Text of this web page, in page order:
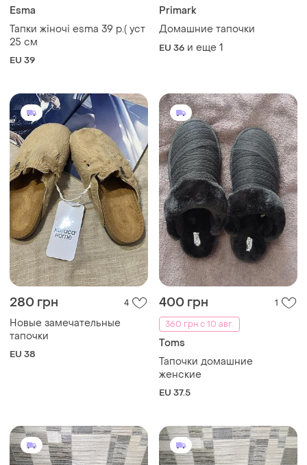
Esma
Тапки жіночі esma 39 р.( уст
25 см
EU 39
Primark
Домашние тапочки
EU 36 и еще 1
280 грн 4
Новые замечательные
тапочки
EU 38
400 грн
1
360 грн с 10 авг.
Toms
Тапочки домашние
женские
EU 37.5